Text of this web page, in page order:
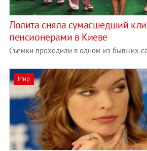
Лолита сняла сумасшедший
пенсионерами в Киеве
Съемки проходили в одном из бывших
Мир